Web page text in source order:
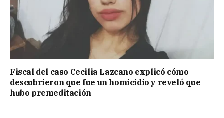
Fiscal del caso Cecilia Lazcano explicó cómo
descubrieron que fue un homicidio y reveló que
hubo premeditación